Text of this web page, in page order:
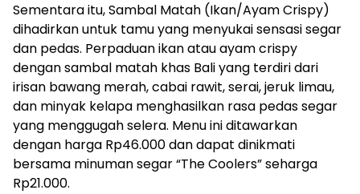
Sementara itu, Sambal Matah (Ikan/Ayam Crispy)
dihadirkan untuk tamu yang menyukai sensasi segar
dan pedas. Perpaduan ikan atau ayam crispy
dengan sambal matah khas Bali yang terdiri dari
irisan bawang merah, cabai rawit, serai, jeruk limau,
dan minyak kelapa menghasilkan rasa pedas segar
yang menggugah selera. Menu ini ditawarkan
dengan harga Rp46.000 dan dapat dinikmati
bersama minuman segar “The Coolers” seharga
Rp21.000.